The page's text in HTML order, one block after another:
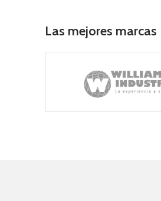
Las mejores marcas